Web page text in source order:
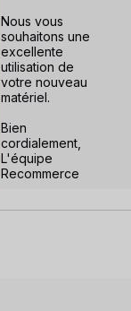
Nous vous
souhaitons une
excellente
utilisation de
votre nouveau
matériel.
Bien
cordialement,
L'équipe
Recommerce